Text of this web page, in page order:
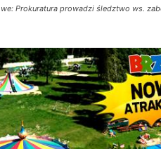
Prokuratura prowadzi śledztwo ws.